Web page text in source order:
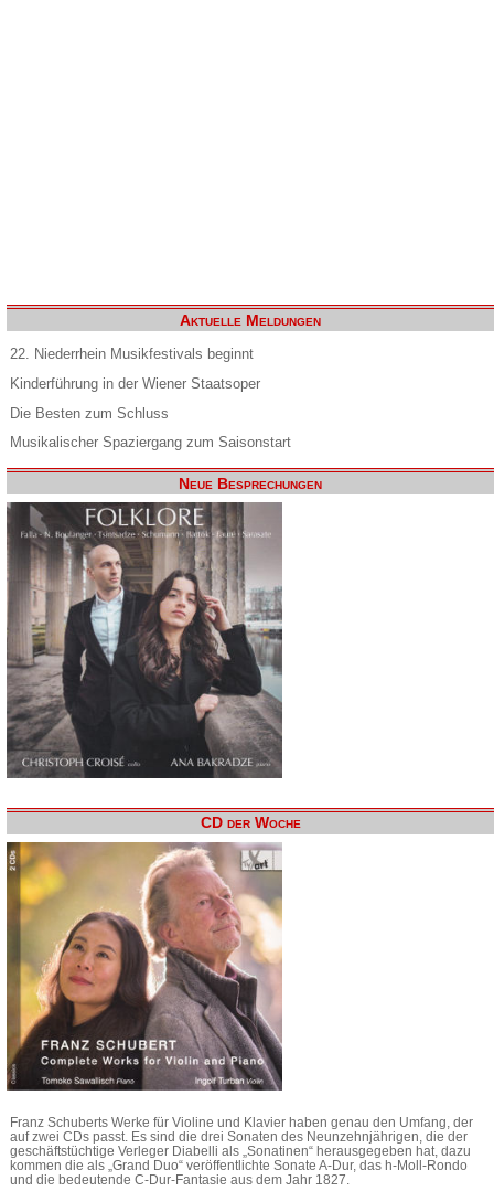
Aktuelle Meldungen
22. Niederrhein Musikfestivals beginnt
Kinderführung in der Wiener Staatsoper
Die Besten zum Schluss
Musikalischer Spaziergang zum Saisonstart
Neue Besprechungen
CD der Woche
Franz Schuberts Werke für Violine und Klavier haben genau den Umfang, der
auf zwei CDs passt. Es sind die drei Sonaten des Neunzehnjährigen, die der
geschäftstüchtige Verleger Diabelli als „Sonatinen“ herausgegeben hat, dazu
kommen die als „Grand Duo“ veröffentlichte Sonate A-Dur, das h-Moll-Rondo
und die bedeutende C-Dur-Fantasie aus dem Jahr 1827.